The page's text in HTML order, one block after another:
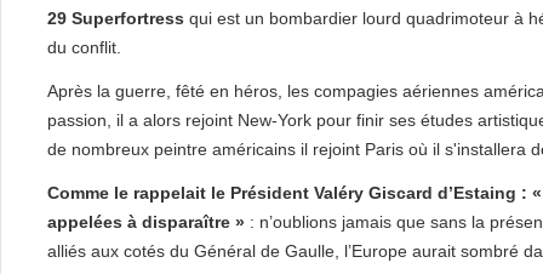
29 Superfortress qui est un bombardier lourd quadrimoteur à
du conflit.
Après la guerre, fêté en héros, les compagies aériennes
passion, il a alors rejoint New-York pour finir ses études
de nombreux peintre américains il rejoint Paris où il s'installera
Comme le rappelait le Président Valéry Giscard d’Estaing
appelées à disparaître » : n’oublions jamais que sans la
alliés aux cotés du Général de Gaulle, l’Europe aurait sombré